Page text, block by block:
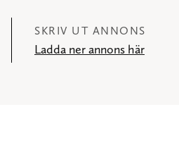
SKRIV UT ANNONS
Ladda ner annons här